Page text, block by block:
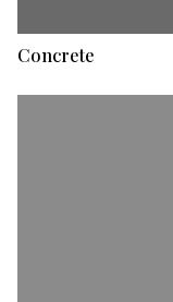
Concrete